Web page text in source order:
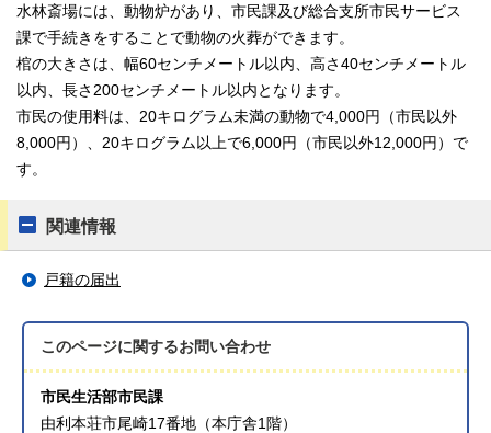
水林斎場には、動物炉があり、市民課及び総合支所市民サービス
課で手続きをすることで動物の火葬ができます。
棺の大きさは、幅60センチメートル以内、高さ40センチメートル
以内、長さ200センチメートル以内となります。
市民の使用料は、20キログラム未満の動物で4,000円（市民以外
8,000円）、20キログラム以上で6,000円（市民以外12,000円）で
す。
関連情報
戸籍の届出
このページに関するお問い合わせ
市民生活部市民課
由利本荘市尾崎17番地（本庁舎1階）